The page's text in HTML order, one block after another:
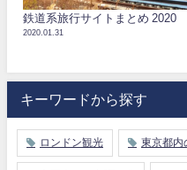
鉄道系旅行サイトまとめ 2020
2020.01.31
キーワードから探す
ロンドン観光 東京都内